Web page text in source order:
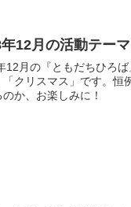
12月の活動テー
12月の『ともだちひろ
「クリスマス」です。恒
のか、お楽しみに！